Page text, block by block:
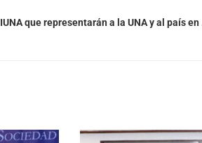
que representarán a la UNA y al país en